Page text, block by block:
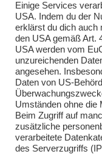
Übungen 2021
Übungen 2022
Übungen 2023
Übungen 2024
Übungen 2025
Einige Services
USA. Indem du der
erklärst du dich auch
den USA gemäß Art.
USA werden vom
unzureichenden
angesehen.
Daten von US-
Umständen ohne die
Beim Zugriff auf
zusätzliche
verarbeitete
des Serverzugriffs